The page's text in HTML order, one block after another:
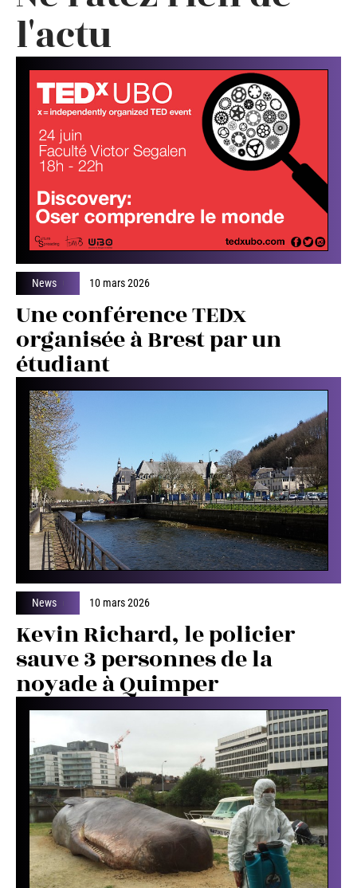
l'actu
News 10 mars 2026
Une conférence TEDx
organisée à Brest par un
étudiant
News 10 mars 2026
Kevin Richard, le policier
sauve 3 personnes de la
noyade à Quimper